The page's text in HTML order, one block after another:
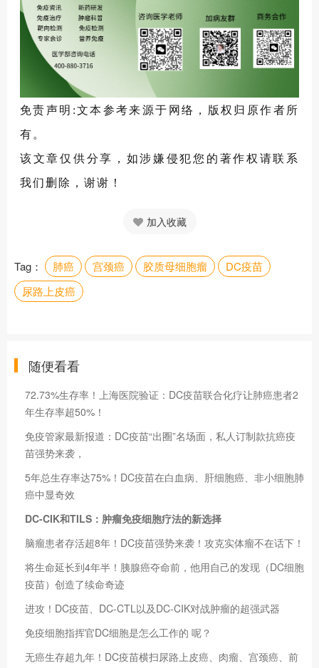
s/article/10/6/728/699035/Combination-
Neoantigen-Based-Dendritic-Cell
5.https://www.ncbi.nlm.nih.gov/pmc/article
s/PMC10656931/#:~:text=Docetaxel%20an
d%20ramucirumab%20were%20initiated%2
0as%20second-
20performance%20status%20of%201.
6.HLA-class ll
s type18 E7induces solid tumorremission in
7.Updated results on multiple antigens
stimulating cellulartherapy(MASCT-l)in
metastatic urothelial carcinoma:
免责声明:文本参考来源于网络，版权归原作者所
有。
该文章仅供分享，如涉嫌侵犯您的著作权请联系
我们删除，谢谢！
加入收藏
Tag： 肺癌 宫颈癌 胶质母细胞瘤
DC疫苗
尿路上皮癌
随便看看
72.73%生存率！上海医院验证：DC疫苗联合化疗让肺癌患者2
年生存率超50%！
免疫管家最新报道：DC疫苗“出圈”名场面，私人订制款抗癌疫
苗强势来袭，
5年总生存率达75%！DC疫苗在白血病、肝细胞癌、非小细胞肺
癌中显奇效
DC-CIK和TILS：肿瘤免疫细胞疗法的新选择
脑瘤患者存活超8年！DC疫苗强势来袭！攻克实体瘤不在话下！
将生命延长到4年半！胰腺癌夺命前，他用自己的发现（DC细胞
疫苗）创造了续命奇迹
进攻！DC疫苗、DC-CTL以及DC-CIK对战肿瘤的超强武器
免疫细胞指挥官DC细胞是怎么工作的 呢？
无癌生存超九年！DC疫苗横扫尿路上皮癌、肉瘤、宫颈癌、前